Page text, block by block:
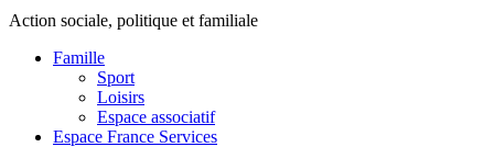
Action sociale, politique et familiale
Famille
Sport
Loisirs
Espace associatif
Espace France Services